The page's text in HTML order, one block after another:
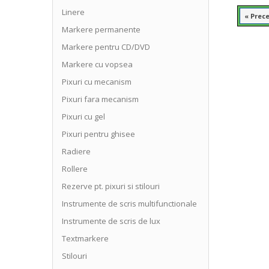
«
Linere
Markere permanente
Markere pentru CD/DVD
Markere cu vopsea
Pixuri cu mecanism
Pixuri fara mecanism
Pixuri cu gel
Pixuri pentru ghisee
Radiere
Rollere
Rezerve pt. pixuri si stilouri
Instrumente de scris multifunctionale
Instrumente de scris de lux
Textmarkere
Stilouri